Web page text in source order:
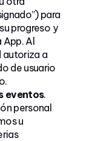
para
progreso y
Al
autoriza a
de usuario
eventos.
personal
u